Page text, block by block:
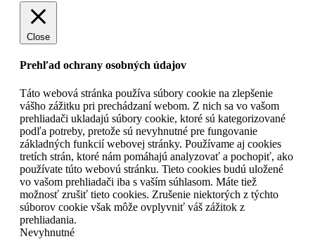
Close
Prehľad ochrany osobných údajov
Táto webová stránka používa súbory cookie na zlepšenie
vášho zážitku pri prechádzaní webom. Z nich sa vo vašom
prehliadači ukladajú súbory cookie, ktoré sú kategorizované
podľa potreby, pretože sú nevyhnutné pre fungovanie
základných funkcií webovej stránky. Používame aj cookies
tretích strán, ktoré nám pomáhajú analyzovať a pochopiť, ako
používate túto webovú stránku. Tieto cookies budú uložené
vo vašom prehliadači iba s vaším súhlasom. Máte tiež
možnosť zrušiť tieto cookies. Zrušenie niektorých z týchto
súborov cookie však môže ovplyvniť váš zážitok z
prehliadania.
Nevyhnutné